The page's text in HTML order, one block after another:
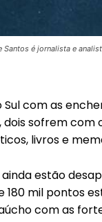
Santos é jornalista e
com as
dois sofrem
livros e
estão
180 mil pontos
com as